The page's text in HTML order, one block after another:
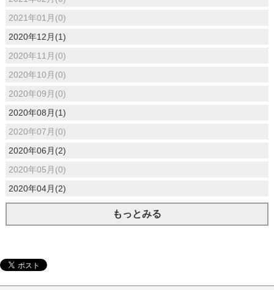
2021年01月(0)
2020年12月(1)
2020年11月(0)
2020年10月(0)
2020年09月(0)
2020年08月(1)
2020年07月(0)
2020年06月(2)
2020年05月(0)
2020年04月(2)
もっとみる